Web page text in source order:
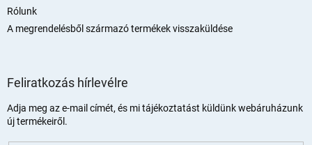
Rólunk
A megrendelésből származó termékek visszaküldése
Feliratkozás hírlevélre
Adja meg az e-mail címét, és mi tájékoztatást küldünk webáruházunk
új termékeiről.